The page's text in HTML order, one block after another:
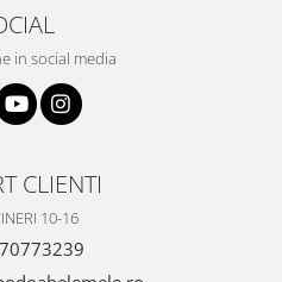
in social media
CLIENTI
10-16